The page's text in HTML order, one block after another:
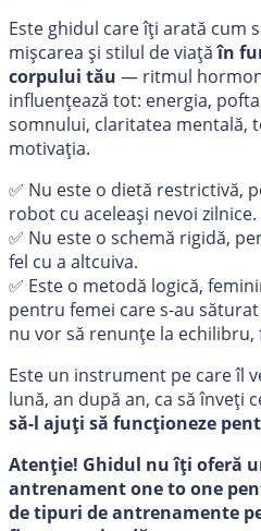
Este ghidul care îți arată cum
mișcarea și stilul de viațăîn
corpului tău — ritmul
influențează tot: energia,
somnului, claritatea mentală,
motivația.
✅ Nu este o dietă restrictivă,
robot cu aceleași nevoi zilnice.
✅ Nu este o schemă rigidă,
fel cu a altcuiva.
✅ Este o metodă logică,
pentru femei care s-au
nu vor să renunțe la
Este un instrument pe care îl
lună, an după an, ca să înveți
să-l ajuți să funcționeze
Atenție! Ghidul nu îți oferă
antrenament one to one
de tipuri de antrenamente